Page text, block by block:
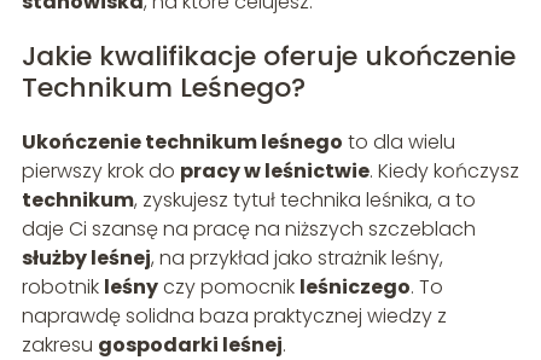
Jakie kwalifikacje oferuje ukończenie
Technikum Leśnego?
Ukończenie technikum leśnego to dla wielu
pierwszy krok do pracy w leśnictwie. Kiedy kończysz
technikum, zyskujesz tytuł technika leśnika, a to
daje Ci szansę na pracę na niższych szczeblach
służby leśnej, na przykład jako strażnik leśny,
robotnik leśnyczy pomocnik leśniczego. To
naprawdę solidna baza praktycznej wiedzy z
zakresu gospodarki leśnej.